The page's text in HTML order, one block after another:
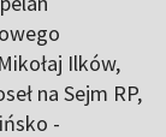
Ilków,
na Sejm RP,
-